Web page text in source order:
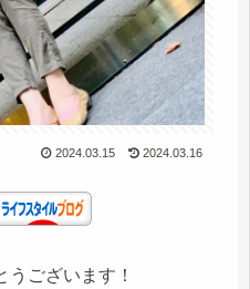
2024.03.15 2024.03.16
ございます！